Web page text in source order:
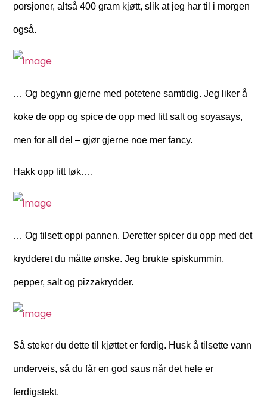
porsjoner, altså 400 gram kjøtt, slik at jeg har til i morgen
også.
… Og begynn gjerne med potetene samtidig. Jeg liker å
koke de opp og spice de opp med litt salt og soyasays,
men for all del – gjør gjerne noe mer fancy.
Hakk opp litt løk….
… Og tilsett oppi pannen. Deretter spicer du opp med det
krydderet du måtte ønske. Jeg brukte spiskummin,
pepper, salt og pizzakrydder.
Så steker du dette til kjøttet er ferdig. Husk å tilsette vann
underveis, så du får en god saus når det hele er
ferdigstekt.